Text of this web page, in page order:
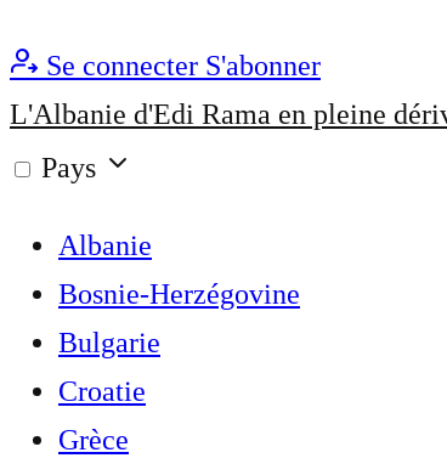
Se connecter S'abonner
L'Albanie d'Edi Rama en pleine
Pays
Albanie
Bosnie-Herzégovine
Bulgarie
Croatie
Grèce